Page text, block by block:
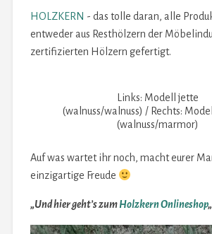
HOLZKERN - das tolle daran, alle
entweder aus Resthölzern der
zertifizierten Hölzern gefertigt.
Links: Modell jette
(walnuss/walnuss) / Rechts:
(walnuss/marmor)
Auf was wartet ihr noch, macht eurer
einzigartige Freude
„Und hier geht’s zumHolzkern Onlineshop„